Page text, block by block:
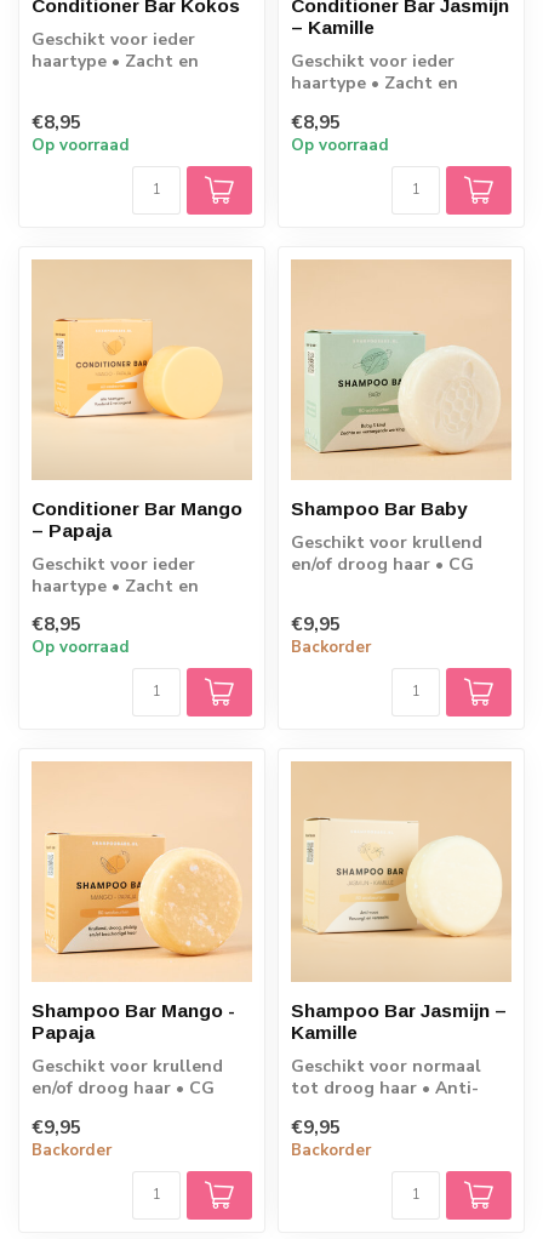
Conditioner Bar Kokos
Geschikt voor ieder
haartype • Zacht en
€8,95
Op voorraad
Conditioner Bar Jasmijn
– Kamille
Geschikt voor ieder
haartype • Zacht en
€8,95
Op voorraad
Conditioner Bar Mango
– Papaja
Geschikt voor ieder
haartype • Zacht en
Friendly • 45 gram
€8,95
Op voorraad
Shampoo Bar Baby
Geschikt voor krullend
en/of droog haar • CG
€9,95
Backorder
Shampoo Bar Mango -
Papaja
Geschikt voor krullend
en/of droog haar • CG
• 60 gram
€9,95
Backorder
Shampoo Bar Jasmijn –
Kamille
Geschikt voor normaal
tot droog haar • Anti-
gram
€9,95
Backorder